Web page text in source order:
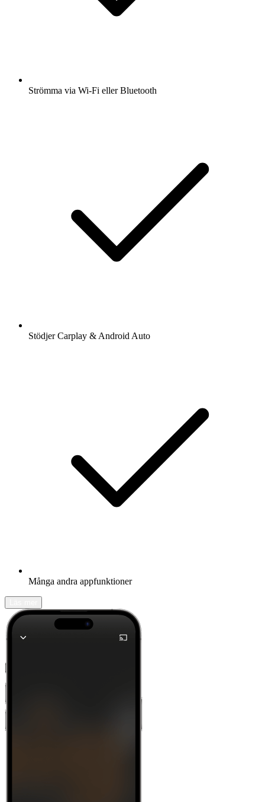
Strömma via Wi-Fi eller Bluetooth
Stödjer Carplay & Android Auto
Många andra appfunktioner